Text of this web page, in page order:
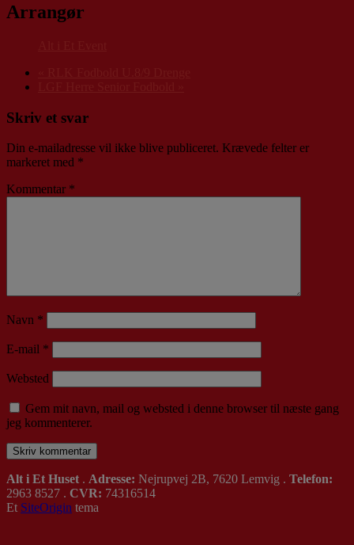
Arrangør
Skriv et svar
Din e-mailadresse vil ikke blive publiceret. Krævede felter er
markeret med *
Kommentar *
Navn *
E-mail *
Websted
Gem mit navn, mail og websted i denne browser til næste gang
jeg kommenterer.
Alt i Et Huset . Adresse: Nejrupvej 2B, 7620 Lemvig . Telefon:
2963 8527 . CVR: 74316514
Et SiteOrigin tema